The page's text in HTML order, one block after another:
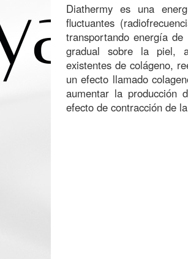
Diathermy es una
fluctuantes
transportando energía
gradual sobre la piel,
existentes de colágeno,
un efecto llamado
aumentar la producción
efecto de contracción de